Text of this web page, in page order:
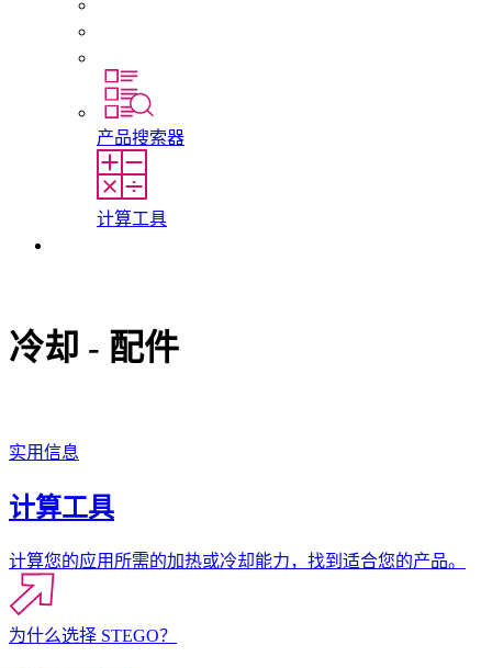
产品搜索器
计算工具
冷却 - 配件
实用信息
计算工具
计算您的应用所需的加热或冷却能力，找到适合您的产品。
为什么选择 STEGO？